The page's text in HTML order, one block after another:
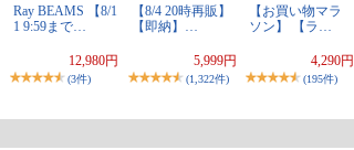
Ray BEAMS 【8/1
1 9:59まで…
12,980円
(3件)
【8/4 20時再販】
【即納】…
5,999円
(1,322件)
【お買い物マラ
ソン】 【ラ…
4,290円
(195件)